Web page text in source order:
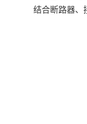
结合断路器、